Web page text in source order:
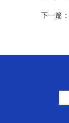
下一篇：